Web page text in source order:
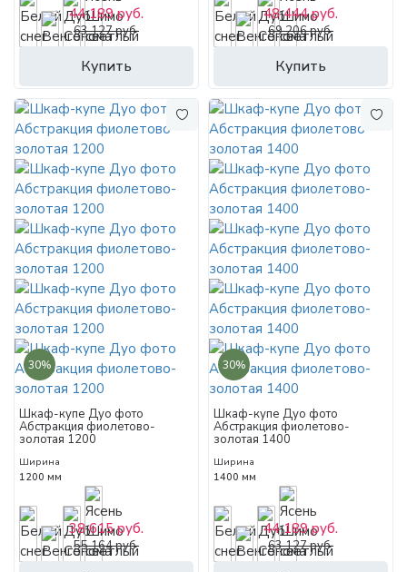
Купить
44 189 руб.
63 127 руб.
Купить
48 444 руб.
69 206 руб.
30%
Шкаф-купе Дуо фото
Абстракция фиолетово-
золотая 1200
Ширина
1200 мм
38 615 руб.
55 164 руб.
30%
Шкаф-купе Дуо фото
Абстракция фиолетово-
золотая 1400
Ширина
1400 мм
44 189 руб.
63 127 руб.